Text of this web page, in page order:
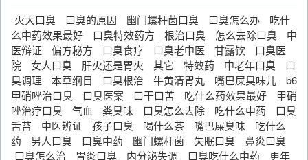
火大口臭 口臭的原因 幽门螺杆菌口臭 口臭怎么办
吃什
么中药效果最好
口臭特效药方 根治口臭 怎么去除口臭
中
医辩证
偏方秘方 口臭食疗 口臭老中医 甘露饮
口臭医
院
女人口臭 肝火还是胃火 其它 特效药 中老年口臭
口
臭调理
本草纲目 口臭根治 牛黄清胃丸 嘴巴屎臭味儿
b6
甲硝唑治口臭
口臭医案 口干口苦 吃什么药效果最好
甲硝
唑治疗口臭
气血 粪臭味 口臭怎么去除 吃什么中药
口臭
舌苔
中医辨证 孩子口臭 喝什么茶 嘴巴屎臭味
吃什么
药
男人口臭 口臭中药 幽门螺杆菌 失眠口臭
鼻炎口臭
口臭怎么治
胃炎口臭 内分泌失调 口臭吃什么中药
更年